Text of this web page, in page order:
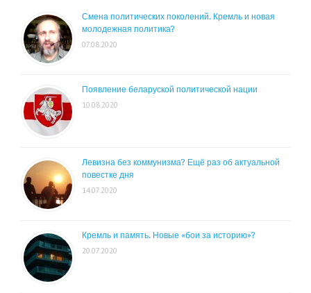
Смена политических поколений. Кремль и новая
молодежная политика?
07.08.2020
Появление беларуской политической нации
10.08.2020
Левизна без коммунизма? Ещё раз об актуальной
повестке дня
14.07.2020
Кремль и память. Новые «бои за историю»?
20.07.2020